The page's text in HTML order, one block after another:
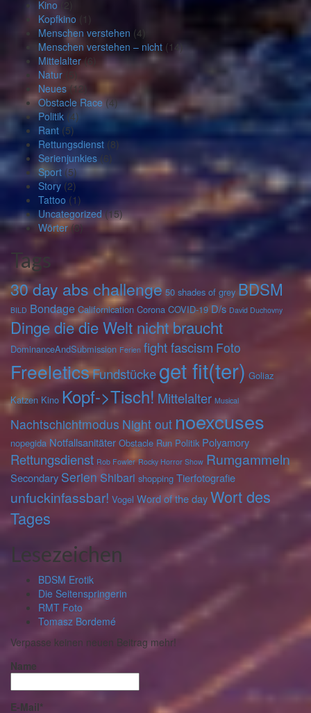
Kino (2)
Kopfkino (1)
Menschen verstehen (4)
Menschen verstehen – nicht (14)
Mittelalter(6)
Natur
Neues (12)
Obstacle Race(4)
Politik (4)
Rant (5)
Rettungsdienst (8)
Serienjunkies (6)
Sport (5)
Story (2)
Tattoo (1)
Uncategorized(15)
Wörter(8)
Tags
30 day abs challenge 50 shades of grey BDSM
BILD Bondage Californication Corona COVID-19 D/s David Duchovny
Dinge die die Welt nicht braucht
DominanceAndSubmission Ferien fight fascism Foto
FreeleticsFundstückeget fit(ter) Goliaz
Katzen Kino Kopf->Tisch! Mittelalter Musical
Nachtschichtmodus Night out noexcuses
nopegida Notfallsanitäter Obstacle Run Politik Polyamory
Rettungsdienst Rob Fowler Rocky Horror Show Rumgammeln
Secondary Serien Shibari shopping Tierfotografie
unfuckinfassbar! Vogel Word of the dayWort des
Tages
Lesezeichen
BDSM Erotik
Die Seitenspringerin
RMT Foto
Tomasz Bordemé
Verpasse keinen neuen Beitrag mehr!
Name
E-Mail*